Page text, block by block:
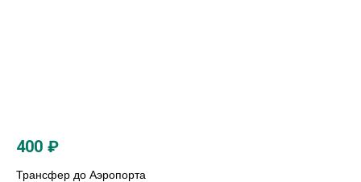
400 ₽
Трансфер до Аэропорта